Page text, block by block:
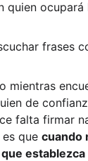
quien
frases
mientras
de
falta firmar
que cuando